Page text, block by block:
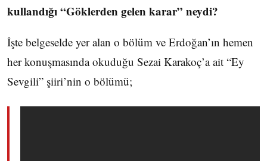
kullandığı “Göklerden gelen karar” neydi?
İşte belgeselde yer alan o bölüm ve Erdoğan’ın hemen
her konuşmasında okuduğu Sezai Karakoç’a ait “Ey
Sevgili” şiiri’nin o bölümü;